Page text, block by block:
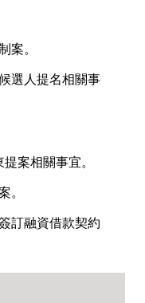
案。
選人提名相關事
案相關事宜。
。
訂融資借款契約